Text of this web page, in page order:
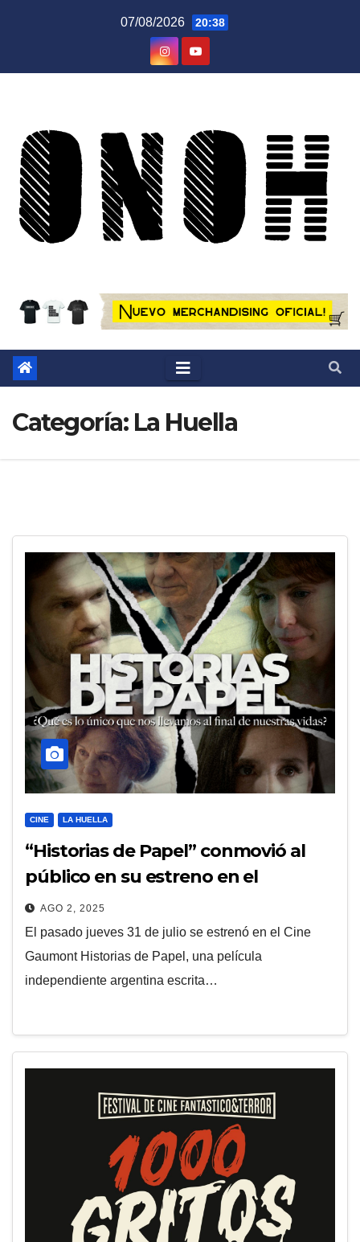
07/08/2026 20:38
Categoría: La Huella
CINE LA HUELLA
“Historias de Papel” conmovió al
público en su estreno en el
Gaumont
AGO 2, 2025
El pasado jueves 31 de julio se estrenó en el Cine
Gaumont Historias de Papel, una película
independiente argentina escrita…